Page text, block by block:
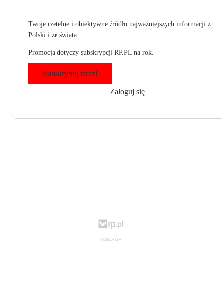
Twoje rzetelne i obiektywne źródło najważniejszych informacji z
Polski i ze świata.
Promocja dotyczy subskrypcji RP.PL na rok.
Subskrybuj teraz!
Zaloguj się